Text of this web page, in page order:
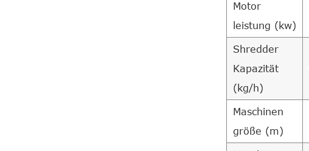
Motor
leistung (kw)
Shredder
Kapazität
(kg/h)
Maschinen
größe (m)